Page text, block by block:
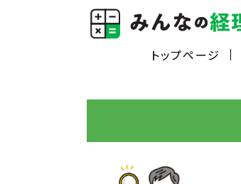
24時間受付中メールはこちら
トップページ